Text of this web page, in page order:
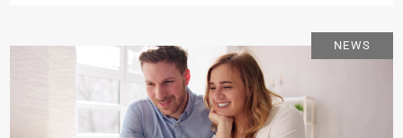
Sanierung in Einzelmaßnahmen […]
NEWS